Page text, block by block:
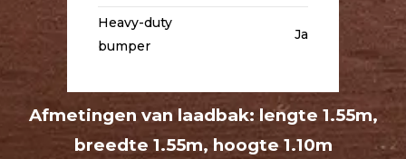
Heavy-duty
bumper
Ja
Afmetingen van laadbak: lengte 1.55m,
breedte 1.55m, hoogte 1.10m